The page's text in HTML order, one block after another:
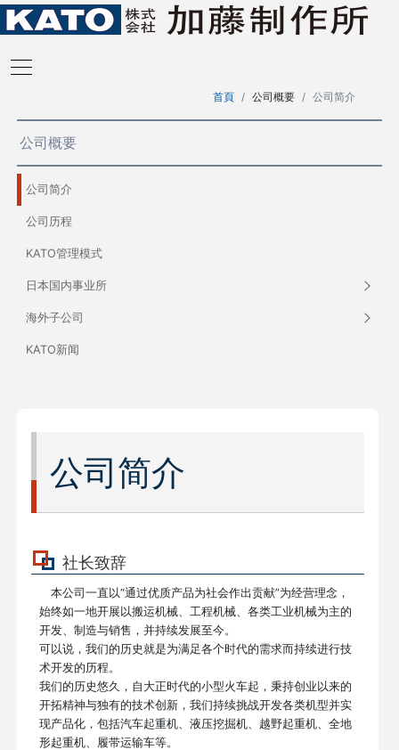
首頁 公司概要 公司简介
公司概要
公司简介
公司历程
KATO管理模式
日本国内事业所
海外子公司
KATO新闻
公司简介
社长致辞
本公司一直以“通过优质产品为社会作出贡献”为经营理念，
始终如一地开展以搬运机械、工程机械、各类工业机械为主的
开发、制造与销售，并持续发展至今。
可以说，我们的历史就是为满足各个时代的需求而持续进行技
术开发的历程。
我们的历史悠久，自大正时代的小型火车起，秉持创业以来的
开拓精神与独有的技术创新，我们持续挑战开发各类机型并实
现产品化，包括汽车起重机、液压挖掘机、越野起重机、全地
形起重机、履带运输车等。